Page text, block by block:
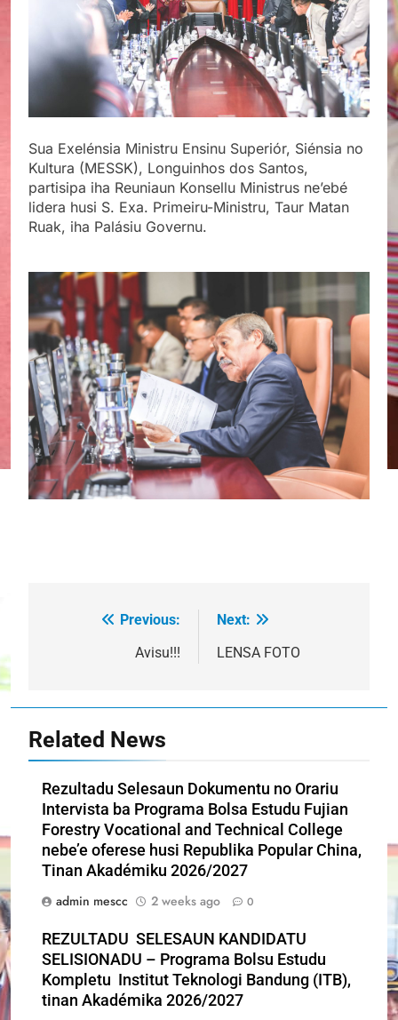
Sua Exelénsia Ministru Ensinu Superiór, Siénsia no
Kultura (MESSK), Longuinhos dos Santos,
partisipa iha Reuniaun Konsellu Ministrus ne’ebé
lidera husi S. Exa. Primeiru-Ministru, Taur Matan
Ruak, iha Palásiu Governu.
navigation
Previous:
Avisu!!!
Next:
LENSA FOTO
Related News
Rezultadu Selesaun Dokumentu no Orariu
Intervista ba Programa Bolsa Estudu Fujian
Forestry Vocational and Technical College
nebe’e oferese husi Republika Popular China,
Tinan Akadémiku 2026/2027
admin mescc
2 weeks ago 0
REZULTADU SELESAUN KANDIDATU
SELISIONADU – Programa Bolsu Estudu
Kompletu Institut Teknologi Bandung (ITB),
tinan Akadémika 2026/2027